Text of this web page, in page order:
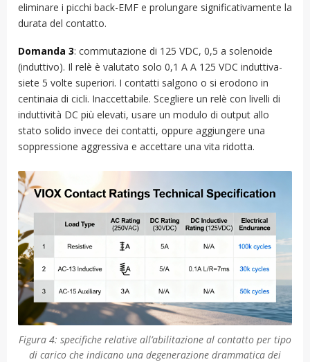
eliminare i picchi back-EMF e prolungare significativamente la
durata del contatto.
Domanda 3: commutazione di 125 VDC, 0,5 a solenoide
(induttivo). Il relè è valutato solo 0,1 A A 125 VDC induttiva-
siete 5 volte superiori. I contatti salgono o si erodono in
centinaia di cicli. Inaccettabile. Scegliere un relè con livelli di
induttività DC più elevati, usare un modulo di output allo
stato solido invece dei contatti, oppure aggiungere una
soppressione aggressiva e accettare una vita ridotta.
Figura 4: specifiche relative all’abilitazione al contatto per tipo
di carico che indicano una degenerazione drammatica dei